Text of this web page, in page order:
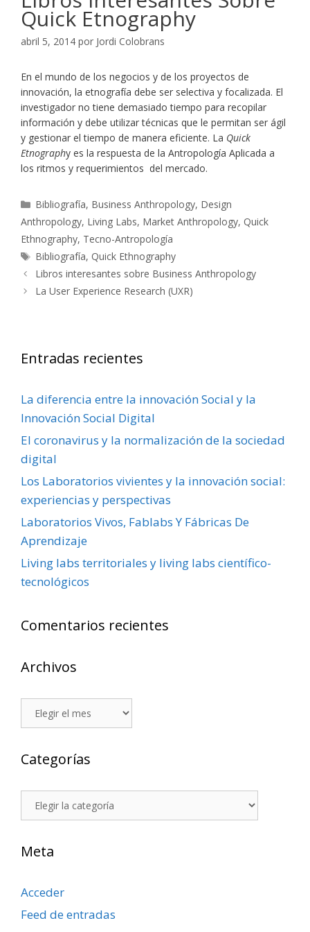
Quick Etnography
abril 5, 2014 por Jordi Colobrans
En el mundo de los negocios y de los proyectos de
innovación, la etnografía debe ser selectiva y focalizada. El
investigador no tiene demasiado tiempo para recopilar
información y debe utilizar técnicas que le permitan ser ágil
y gestionar el tiempo de manera eficiente. La Quick
Etnography es la respuesta de la Antropología Aplicada a
los ritmos y requerimientos del mercado.
Categorías
Bibliografía, Business Anthropology, Design
Anthropology, Living Labs, Market Anthropology, Quick
Ethnography, Tecno-Antropología
Etiquetas
Bibliografía,Quick Ethnography
Libros interesantes sobre Business Anthropology
La User Experience Research (UXR)
Entradas recientes
La diferencia entre la innovación Social y la
Innovación Social Digital
El coronavirus y la normalización de la sociedad
digital
Los Laboratorios vivientes y la innovación social:
experiencias y perspectivas
Laboratorios Vivos, Fablabs Y Fábricas De
Aprendizaje
Living labs territoriales y living labs científico-
tecnológicos
Comentarios recientes
Archivos
Archivos
Categorías
Categorías
Meta
Acceder
Feed de entradas